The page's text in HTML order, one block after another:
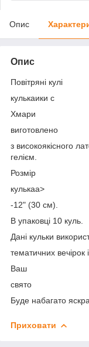
Опис
Опис
Повітряні кулі
кулькаики с
Хмари
виготовлено
з високоякісного
гелієм.
Розмір
кулькаа>
-12" (30 см).
В упаковці 10 куль.
Дані кульки
тематичних
Ваш
свято
Буде набагато
Приховати